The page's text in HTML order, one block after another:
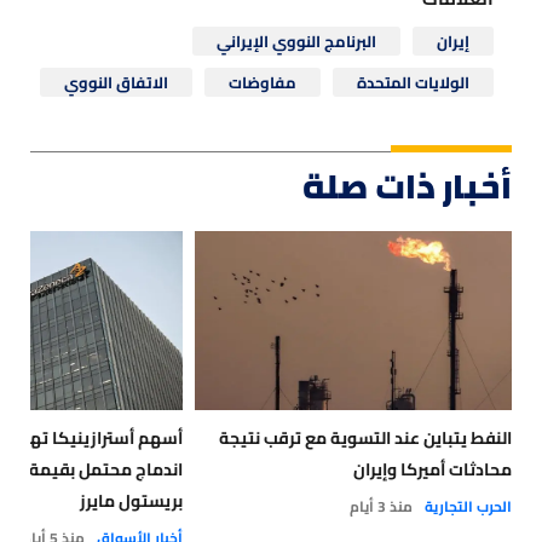
إيران
البرنامج النووي الإيراني
الولايات المتحدة
مفاوضات الاتفاق النووي
أخبار ذات صلة
النفط يتباين عند التسوية مع ترقب نتيجة
محادثات أميركا وإيران
الحرب التجارية منذ 3 أيام
أسهم أسترازينيكا تهبط
بريستول مايرز